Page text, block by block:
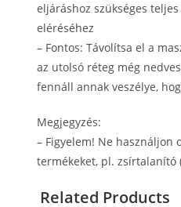
eljáráshoz szükséges
eléréséhez
– Fontos: Távolítsa el a
az utolsó réteg még
fennáll annak veszélye,
Megjegyzés:
– Figyelem! Ne használjon
termékeket, pl. zsírtalanító
Related Products